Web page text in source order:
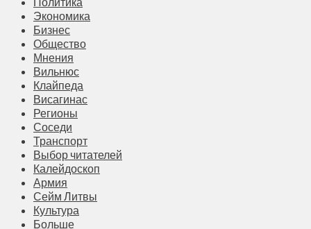
Экономика
Бизнес
Общество
Мнения
Вильнюс
Клайпеда
Висагинас
Регионы
Соседи
Транспорт
Выбор читателей
Калейдоскоп
Армия
Сейм Литвы
Культура
Больше